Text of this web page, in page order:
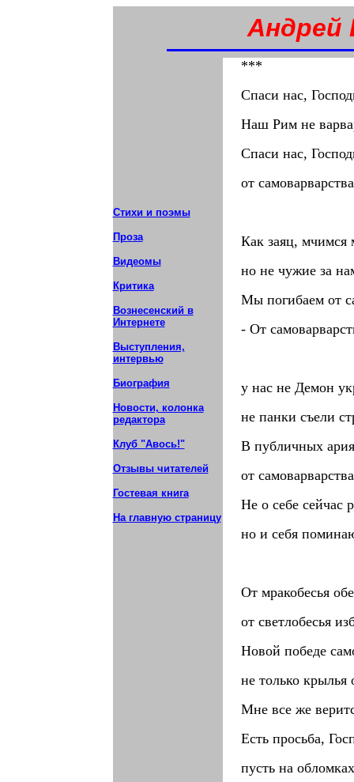
Андрей
Стихи и поэмы
Проза
Видеомы
Критика
Вознесенский в
Интернете
Выступления,
интервью
Биография
Новости, колонка
редактора
Клуб "Авось!"
Отзывы читателей
Гостевая книга
На главную страницу
***
Спаси нас,
Наш Рим не
Спаси нас,
от
Как заяц,
но не чужие за
Мы погибаем от
- От
у нас не Демон
не панки съели
В публичных
от
Не о себе сейчас
но и себя
От мракобесья
от светлобесья
Новой победе
не только крылья
Мне все же
Есть просьба,
пусть на